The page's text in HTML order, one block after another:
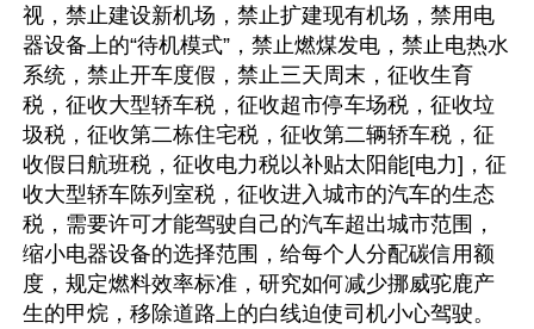
视，禁止建设新机场，禁止扩建现有机场，禁用电
器设备上的“待机模式”，禁止燃煤发电，禁止电热水
系统，禁止开车度假，禁止三天周末，征收生育
税，征收大型轿车税，征收超市停车场税，征收垃
圾税，征收第二栋住宅税，征收第二辆轿车税，征
收假日航班税，征收电力税以补贴太阳能[电力]，征
收大型轿车陈列室税，征收进入城市的汽车的生态
税，需要许可才能驾驶自己的汽车超出城市范围，
缩小电器设备的选择范围，给每个人分配碳信用额
度，规定燃料效率标准，研究如何减少挪威驼鹿产
生的甲烷，移除道路上的白线迫使司机小心驾驶。